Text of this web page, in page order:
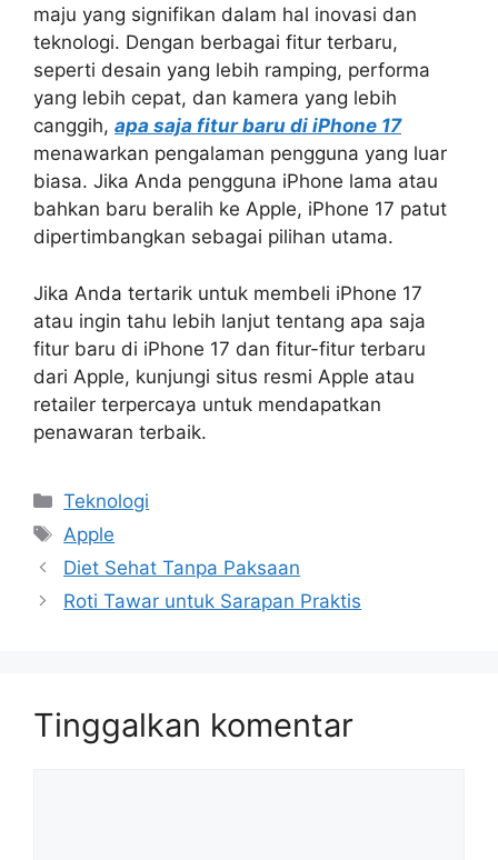
maju yang signifikan dalam hal inovasi dan
teknologi. Dengan berbagai fitur terbaru,
seperti desain yang lebih ramping, performa
yang lebih cepat, dan kamera yang lebih
canggih, apa saja fitur baru di iPhone 17
menawarkan pengalaman pengguna yang luar
biasa. Jika Anda pengguna iPhone lama atau
bahkan baru beralih ke Apple, iPhone 17 patut
dipertimbangkan sebagai pilihan utama.
Jika Anda tertarik untuk membeli iPhone 17
atau ingin tahu lebih lanjut tentang apa saja
fitur baru di iPhone 17 dan fitur-fitur terbaru
dari Apple, kunjungi situs resmi Apple atau
retailer terpercaya untuk mendapatkan
penawaran terbaik.
Kategori
Teknologi
Tag
Apple
Diet Sehat Tanpa Paksaan
Roti Tawar untuk Sarapan Praktis
Tinggalkan komentar